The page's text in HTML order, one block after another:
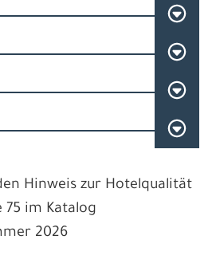
Hinweis zur Hotelqualität
75 im Katalog
2026